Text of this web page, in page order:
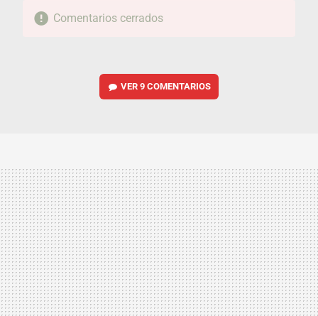
Comentarios cerrados
VER9 COMENTARIOS